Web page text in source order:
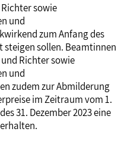
sowie
und
zum Anfang des
steigen sollen. Beamtinnen
Richter sowie
und
zudem zur Abmilderung
im Zeitraum vom 1.
31. Dezember 2023 eine